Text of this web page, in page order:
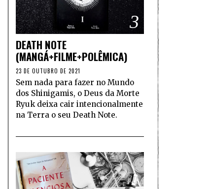
3
DEATH NOTE
(MANGÁ+FILME+POLÊMICA)
23 DE OUTUBRO DE 2021
Sem nada para fazer no Mundo
dos Shinigamis, o Deus da Morte
Ryuk deixa cair intencionalmente
na Terra o seu Death Note.